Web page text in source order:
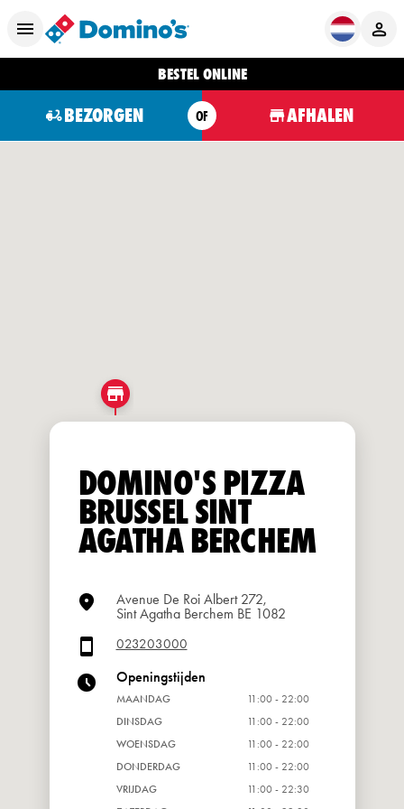
BESTEL ONLINE
BEZORGEN OF AFHALEN
DOMINO'S PIZZA
BRUSSEL SINT
AGATHA BERCHEM
Avenue De Roi Albert 272,
Sint Agatha Berchem BE 1082
023203000
Openingstijden
MAANDAG
11:00 - 22:00
DINSDAG
11:00 - 22:00
WOENSDAG
11:00 - 22:00
DONDERDAG
11:00 - 22:00
VRIJDAG
11:00 - 22:30